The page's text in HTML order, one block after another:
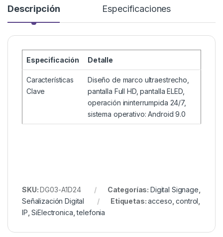
Descripción Especificaciones
Especificación Detalle
Características
Clave
Diseño de marco ultraestrecho,
pantalla Full HD, pantalla ELED,
operación ininterrumpida 24/7,
sistema operativo: Android 9.0
SKU:DG03-A1D24 Categorías: Digital Signage
Señalización Digital
Etiquetas:acceso ,control
IP ,SiElectronica ,telefonia